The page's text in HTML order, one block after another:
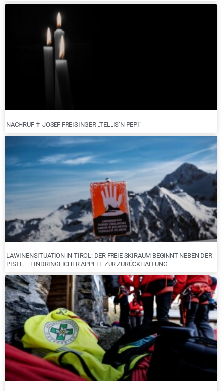
NACHRUF ✝︎ JOSEF FREISINGER „TELLIS’N PEPI“
LAWINENSITUATION IN TIROL: DER FREIE SKIRAUM BEGINNT NEBEN DER
PISTE – EINDRINGLICHER APPELL ZUR ZURÜCKHALTUNG